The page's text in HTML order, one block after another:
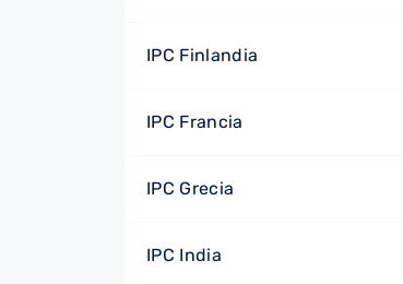
IPC Finlandia
IPC Francia
IPC Grecia
IPC India